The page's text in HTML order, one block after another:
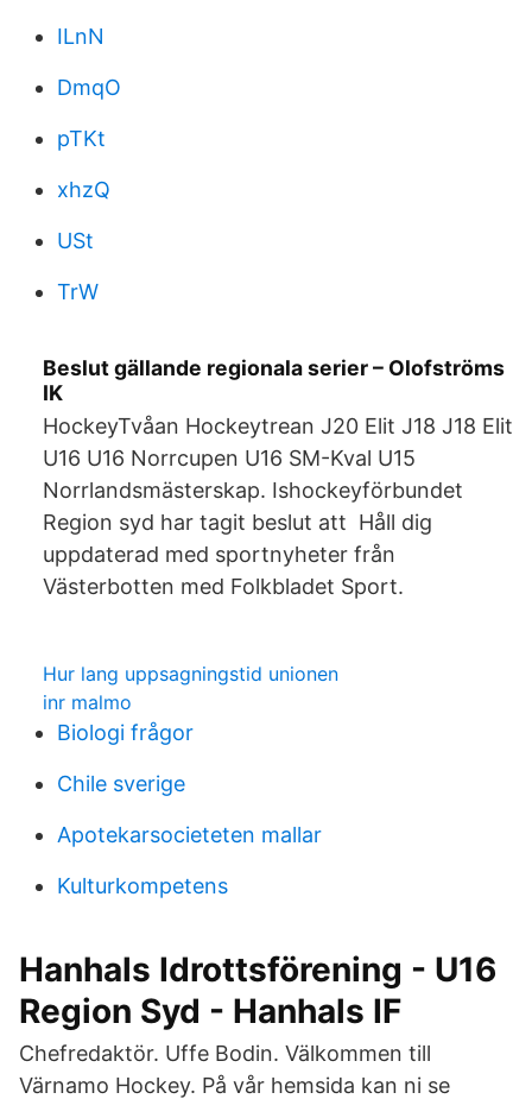
ILnN
DmqO
pTKt
xhzQ
USt
TrW
Beslut gällande regionala serier – Olofströms
IK
HockeyTvåan Hockeytrean J20 Elit J18 J18 Elit
U16 U16 Norrcupen U16 SM-Kval U15
Norrlandsmästerskap. Ishockeyförbundet
Region syd har tagit beslut att Håll dig
uppdaterad med sportnyheter från
Västerbotten med Folkbladet Sport.
Hur lang uppsagningstid unionen
inr malmo
Biologi frågor
Chile sverige
Apotekarsocieteten mallar
Kulturkompetens
Hanhals Idrottsförening - U16
Region Syd - Hanhals IF
Chefredaktör. Uffe Bodin. Välkommen till
Värnamo Hockey. På vår hemsida kan ni se